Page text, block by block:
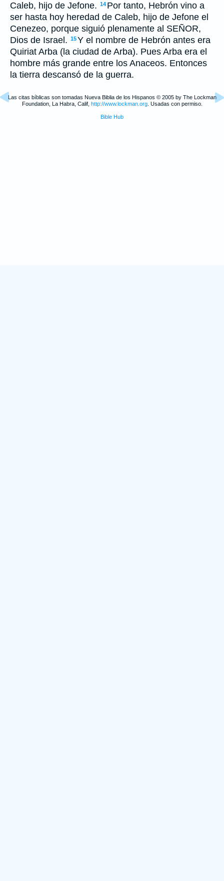
Caleb, hijo de Jefone. 14 Por tanto, Hebrón vino a
ser hasta hoy heredad de Caleb, hijo de Jefone el
Cenezeo, porque siguió plenamente al SEÑOR,
Dios de Israel. 15Y el nombre de Hebrón antes era
Quiriat Arba (la ciudad de Arba). Pues Arba era el
hombre más grande entre los Anaceos. Entonces
la tierra descansó de la guerra.
Las citas bíblicas son tomadas Nueva Biblia de los Hispanos © 2005 by The Lockman
Foundation, La Habra, Calif, http://www.lockman.org. Usadas con permiso.
Bible Hub